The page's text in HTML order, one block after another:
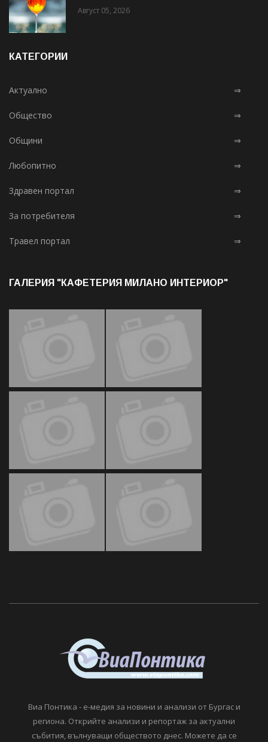
Август 05, 2026
КАТЕГОРИИ
Актуално ⇒
Общество ⇒
Общини ⇒
Любопитно ⇒
Здравен портал ⇒
За потребителя ⇒
Травел портал ⇒
ГАЛЕРИЯ "КАФЕТЕРИЯ МИЛАНО ИНТЕРИОР"
Виа Понтика - е-медия за новини и анализи от Бургас и
региона. Открийте анализи и репортаж за актуални
събития, вълнуващи обществото днес. Можете да се